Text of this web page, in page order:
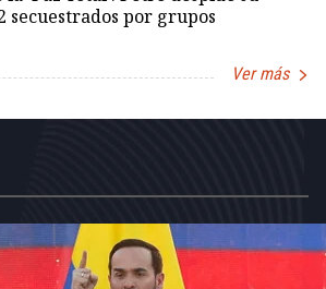
secuestrados por grupos
Ver más